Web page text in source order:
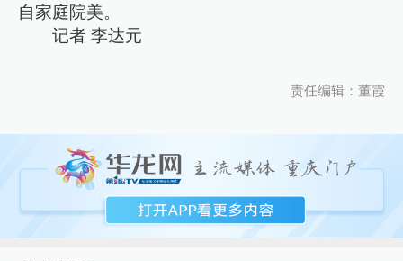
自家庭院美。
记者 李达元
责任编辑：董霞